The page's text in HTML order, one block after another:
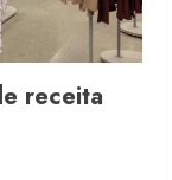
receita